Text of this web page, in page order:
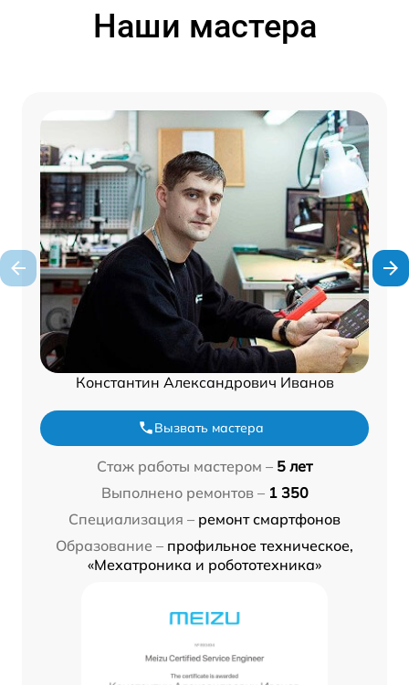
Наши мастера
Константин Александрович Иванов
Вызвать мастера
Стаж работы мастером – 5 лет
Выполнено ремонтов – 1 350
Специализация – ремонт смартфонов
Образование – профильное техническое,
«Мехатроника и робототехника»